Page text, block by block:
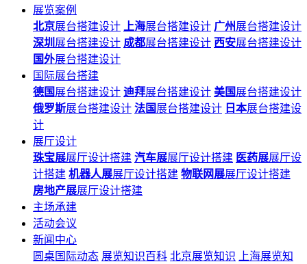
展览案例
北京展台搭建设计 上海展台搭建设计 广州展台搭建设计
深圳 展台搭建设计 成都展台搭建设计 西安展台搭建设计
国外展台搭建设计
国际展台搭建
德国 展台搭建设计 迪拜展台搭建设计 美国 展台搭建设计
俄罗斯展台搭建设计 法国 展台搭建设计 日本展台搭建设
计
展厅设计
珠宝展展厅设计搭建 汽车展展厅设计搭建 医药展展厅设
计搭建 机器人展展厅设计搭建 物联网展展厅设计搭建
房地产展展厅设计搭建
主场承建
活动会议
新闻中心
圆桌国际动态 展览知识百科 北京展览知识
上海展览知